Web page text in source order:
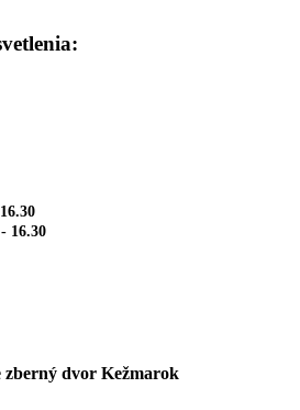
zberný dvor Kežmarok